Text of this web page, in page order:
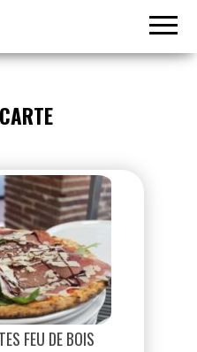
emporter
FEU DE BOIS